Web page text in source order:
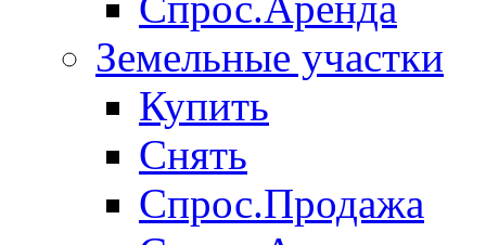
Земельные участки
Купить
Снять
Спрос.Продажа